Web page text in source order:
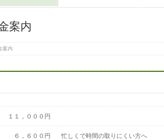
案内
案内
１１，０００円
６，６００円 忙しくで時間の取りにくい方へ